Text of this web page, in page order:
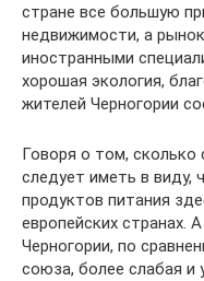
стране все большую
недвижимости, а
иностранными
хорошая экология,
жителей Черногории
Говоря о том, сколько
следует иметь в виду,
продуктов питания
европейских странах.
Черногории, по
союза, более слабая и